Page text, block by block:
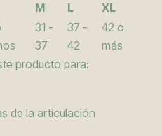
M L
XL
31 -
37
37 -
42
42 o
más
producto para:
de la articulación